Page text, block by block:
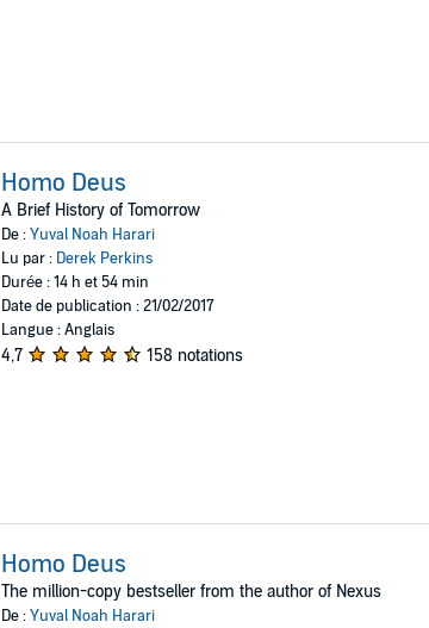
Homo Deus
A Brief History of Tomorrow
De :Yuval Noah Harari
Lu par : Derek Perkins
Durée : 14 h et 54 min
Date de publication : 21/02/2017
Langue : Anglais
4,7 158 notations
Homo Deus
The million-copy bestseller from the author of Nexus
De :Yuval Noah Harari